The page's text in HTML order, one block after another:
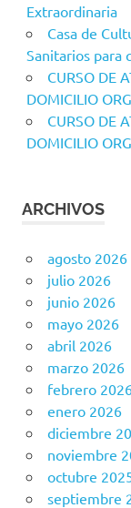
Extraordinaria
Casa de
Sanitarios para
CURSO DE
DOMICILIO
CURSO DE
DOMICILIO
ARCHIVOS
agosto 2026
julio 2026
junio 2026
mayo 2026
abril 2026
marzo 2026
febrero
enero 2026
diciembre
noviembre
octubre
septiembre